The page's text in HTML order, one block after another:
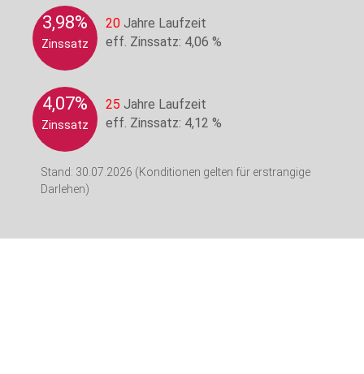
3,98%
Zinssatz
20 Jahre Laufzeit
eff. Zinssatz: 4,06 %
4,07%
Zinssatz
25 Jahre Laufzeit
eff. Zinssatz: 4,12 %
Stand: 30.07.2026 (Konditionen gelten für erstrangige
Darlehen)